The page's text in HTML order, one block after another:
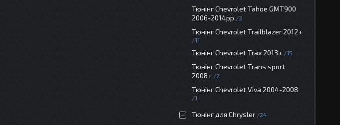
Тюнінг Chevrolet Tahoe GMT900
2006-2014рр
3
Тюнінг Chevrolet Trailblazer 2012+
11
Тюнінг Chevrolet Trax 2013+ 15
Тюнінг Chevrolet Trans sport
2008+
2
Тюнінг Chevrolet Viva 2004-2008
1
Тюнінг для Chrysler 24